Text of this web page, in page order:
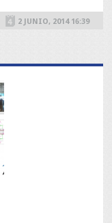
2 JUNIO, 2014 16:39